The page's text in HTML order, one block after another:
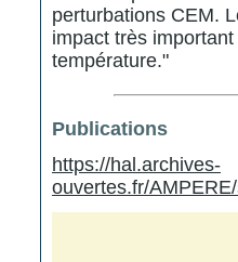
perturbations CEM.
impact très
température."
Publications
https://hal.archives-
ouvertes.fr/